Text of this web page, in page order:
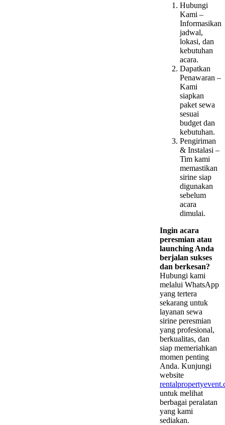
Hubungi
Kami –
Informasikan
jadwal,
lokasi, dan
kebutuhan
acara.
Dapatkan
Penawaran –
Kami
siapkan
paket sewa
sesuai
budget dan
kebutuhan.
Pengiriman
& Instalasi –
Tim kami
memastikan
sirine siap
digunakan
sebelum
acara
dimulai.
Ingin acara
peresmian atau
launching Anda
berjalan sukses
dan berkesan?
Hubungi kami
melalui WhatsApp
yang tertera
sekarang untuk
layanan sewa
sirine peresmian
yang profesional,
berkualitas, dan
siap memeriahkan
momen penting
Anda. Kunjungi
website
untuk melihat
berbagai peralatan
yang kami
sediakan.